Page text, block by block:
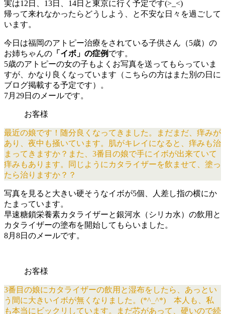
実は12日、13日、14日と東京に行く予定です(>_<)
帰って来れなかったらどうしよう、と不安な日々を過ごして
います。
今日は福岡のアトピー治療をされている子供さん（5歳）の
お姉ちゃんの 「イボ」の症例 です。
5歳のアトピーの女の子もよくお写真を送ってもらっていま
すが、かなり良くなっています（こちらの方はまた別の日に
ブログ掲載する予定です）。
7月29日のメールです。
お客様
最近の娘です！随分良くなってきました。まだまだ、痒みが
あり、夜中も掻いています。肌がキレイになると、痒みも治
まってきますか？また、3番目の娘で手にイボが出来ていて
痒みもあります。同じようにカタライザーを飲ませて、塗っ
たら治りますか？？
写真を見ると大きい硬そうなイボが5個、人差し指の横にか
たまっています。
早速糖鎖栄養素カタライザーと銀河水（シリカ水）の飲用と
カタライザーの塗布を開始してもらいました。
8月8日のメールです。
お客様
3番目の娘にカタライザーの飲用と湿布をしたら、あっとい
う間に大きいイボが無くなりました。(*^_^*) 本人も、私
も本当にビックリしています。まだ芯があって、硬いので続